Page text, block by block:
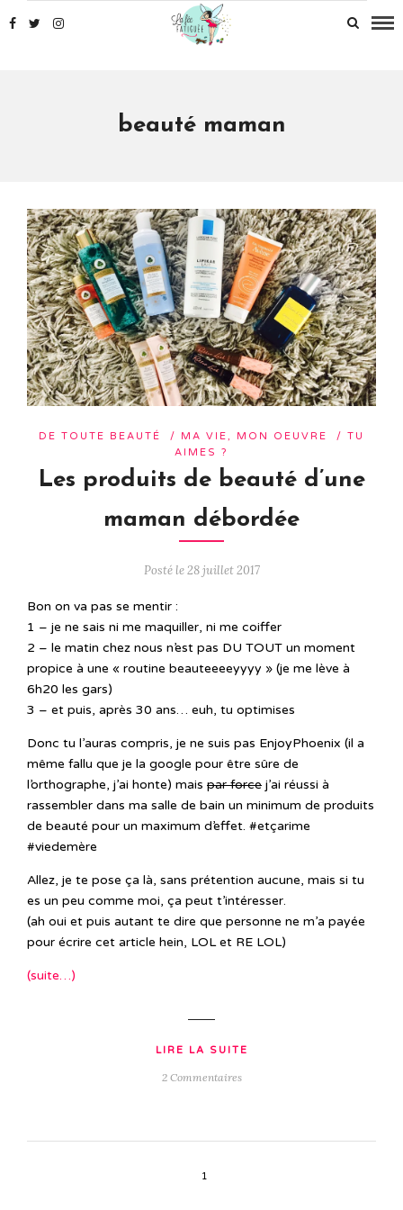
beauté maman
DE TOUTE BEAUTÉ / MA VIE, MON OEUVRE / TU
AIMES ?
Les produits de beauté d’une
maman débordée
Posté le 28 juillet 2017
Bon on va pas se mentir :
1 – je ne sais ni me maquiller, ni me coiffer
2 – le matin chez nous n’est pas DU TOUT un moment
propice à une « routine beauteeeeyyyy » (je me lève à
6h20 les gars)
3 – et puis, après 30 ans… euh, tu optimises
Donc tu l’auras compris, je ne suis pas EnjoyPhoenix (il a
même fallu que je la google pour être sûre de
l’orthographe, j’ai honte) mais par force j’ai réussi à
rassembler dans ma salle de bain un minimum de produits
de beauté pour un maximum d’effet. #etçarime
#viedemère
Allez, je te pose ça là, sans prétention aucune, mais si tu
es un peu comme moi, ça peut t’intéresser.
(ah oui et puis autant te dire que personne ne m’a payée
pour écrire cet article hein, LOL et RE LOL)
(suite…)
LIRE LA SUITE
2 Commentaires
1